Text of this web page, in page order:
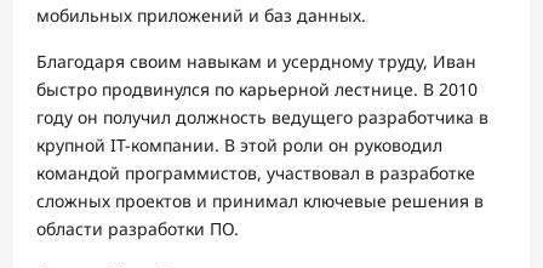
мобильных приложений и баз данных.
Благодаря своим навыкам и усердному труду, Иван
быстро продвинулся по карьерной лестнице. В 2010
году он получил должность ведущего разработчика в
крупной IT-компании. В этой роли он руководил
командой программистов, участвовал в разработке
сложных проектов и принимал ключевые решения в
области разработки ПО.